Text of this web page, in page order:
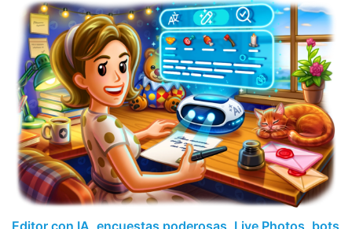
Editor con IA, encuestas poderosas, Live Photos, bots